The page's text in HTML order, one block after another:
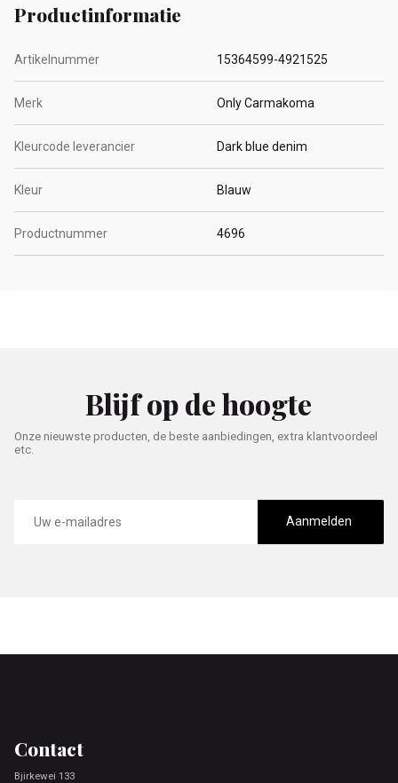
Productinformatie
Artikelnummer 15364599-4921525
Merk Only Carmakoma
Kleurcode leverancier Dark blue denim
Kleur Blauw
Productnummer 4696
Blijf op de hoogte
Onze nieuwste producten, de beste aanbiedingen, extra klantvoordeel
etc.
mailadres
Aanmelden
Contact
Bjirkewei 133